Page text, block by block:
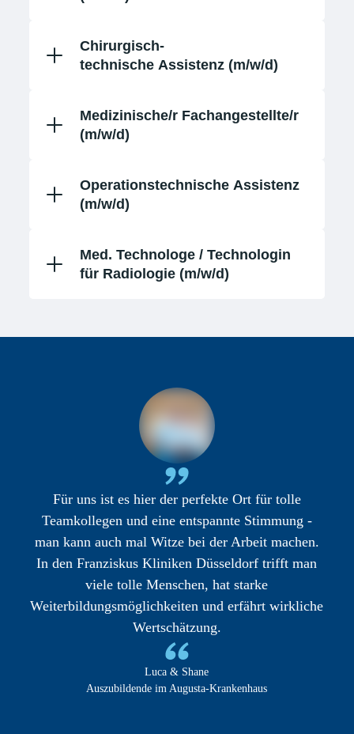
Chirurgisch-
technische Assistenz (m/w/d)
Medizinische/r Fachangestellte/r
(m/w/d)
Operationstechnische Assistenz
(m/w/d)
Med. Technologe / Technologin
für Radiologie (m/w/d)
Für uns ist es hier der perfekte Ort für tolle
Teamkollegen und eine entspannte Stimmung -
man kann auch mal Witze bei der Arbeit machen.
In den Franziskus Kliniken Düsseldorf trifft man
viele tolle Menschen, hat starke
Weiterbildungsmöglichkeiten und erfährt wirkliche
Wertschätzung.
Luca & Shane
Auszubildende im Augusta-Krankenhaus